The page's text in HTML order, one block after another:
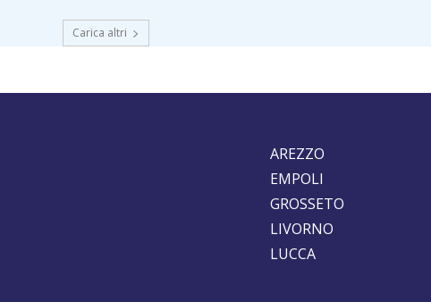
Carica altri
AREZZO
EMPOLI
GROSSETO
LIVORNO
LUCCA